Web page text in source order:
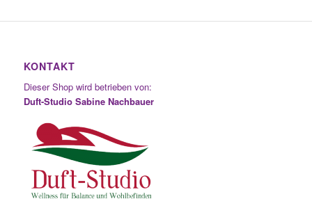
KONTAKT
Dieser Shop wird betrieben von:
Duft-Studio Sabine Nachbauer